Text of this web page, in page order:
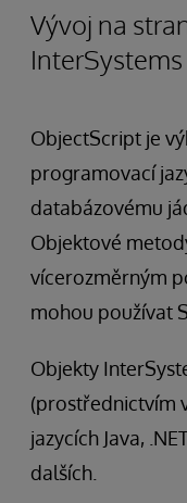
Vývoj na
InterSystems
ObjectScript je
programovací
databázovému
Objektové
vícerozměrným
mohou používat
Objekty
(prostřednictvím
jazycích Java,
dalších.